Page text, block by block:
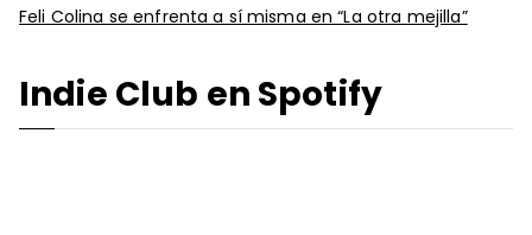
Feli Colina se enfrenta a sí misma en “La otra mejilla”
Indie Club en Spotify